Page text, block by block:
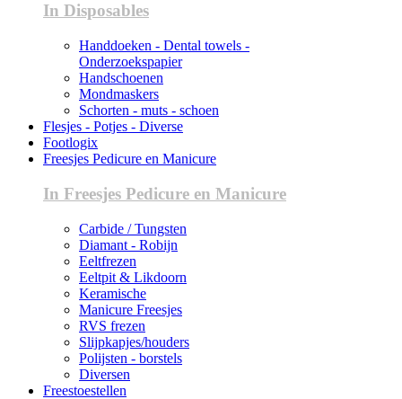
In Disposables
Handdoeken - Dental towels -
Onderzoekspapier
Handschoenen
Mondmaskers
Schorten - muts - schoen
Flesjes - Potjes - Diverse
Footlogix
Freesjes Pedicure en Manicure
In Freesjes Pedicure en Manicure
Carbide / Tungsten
Diamant - Robijn
Eeltfrezen
Eeltpit & Likdoorn
Keramische
Manicure Freesjes
RVS frezen
Slijpkapjes/houders
Polijsten - borstels
Diversen
Freestoestellen